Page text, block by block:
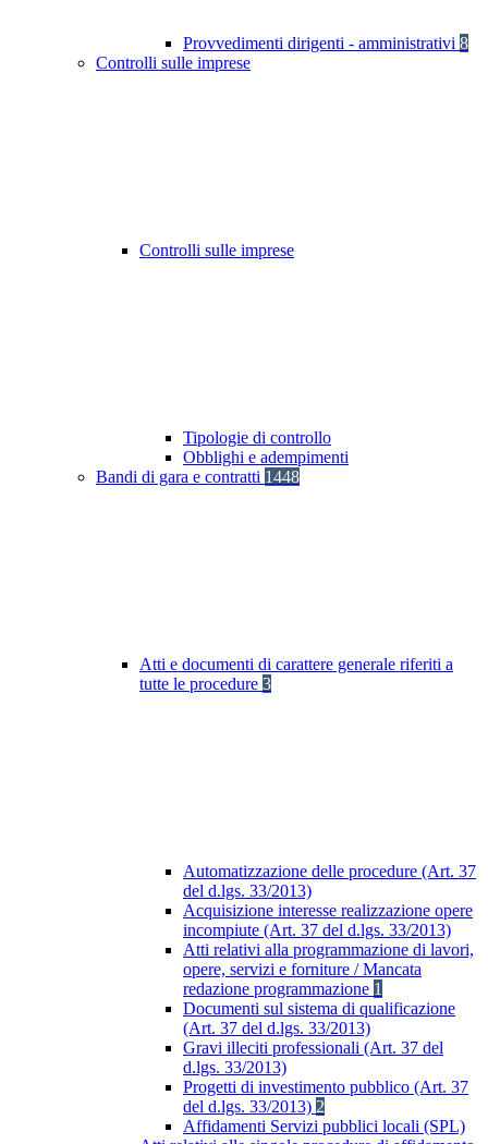
Provvedimenti dirigenti - amministrativi 8
Controlli sulle imprese
Controlli sulle imprese
Tipologie di controllo
Obblighi e adempimenti
Bandi di gara e contratti 1448
Atti e documenti di carattere generale riferiti a
tutte le procedure 3
Automatizzazione delle procedure (Art. 37
del d.lgs. 33/2013)
Acquisizione interesse realizzazione opere
incompiute (Art. 37 del d.lgs. 33/2013)
Atti relativi alla programmazione di lavori,
opere, servizi e forniture / Mancata
redazione programmazione 1
Documenti sul sistema di qualificazione
(Art. 37 del d.lgs. 33/2013)
Gravi illeciti professionali (Art. 37 del
d.lgs. 33/2013)
Progetti di investimento pubblico (Art. 37
del d.lgs. 33/2013) 2
Affidamenti Servizi pubblici locali (SPL)